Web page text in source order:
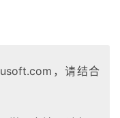
，请结合